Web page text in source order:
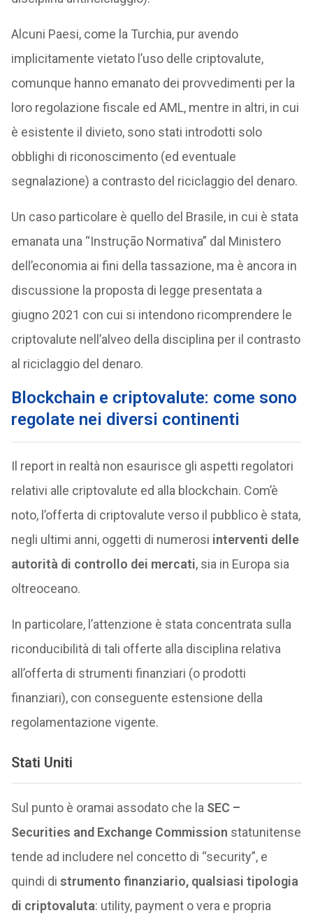
Alcuni Paesi, come la Turchia, pur avendo
implicitamente vietato l’uso delle criptovalute,
comunque hanno emanato dei provvedimenti per la
loro regolazione fiscale ed AML, mentre in altri, in cui
è esistente il divieto, sono stati introdotti solo
obblighi di riconoscimento (ed eventuale
segnalazione) a contrasto del riciclaggio del denaro.
Un caso particolare è quello del Brasile, in cui è stata
emanata una “Instrução Normativa” dal Ministero
dell’economia ai fini della tassazione, ma è ancora in
discussione la proposta di legge presentata a
giugno 2021 con cui si intendono ricomprendere le
criptovalute nell’alveo della disciplina per il contrasto
al riciclaggio del denaro.
Blockchain e criptovalute: come sono
regolate nei diversi continenti
Il report in realtà non esaurisce gli aspetti regolatori
relativi alle criptovalute ed alla blockchain. Com’è
noto, l’offerta di criptovalute verso il pubblico è stata,
negli ultimi anni, oggetti di numerosi interventi delle
autorità di controllo dei mercati, sia in Europa sia
oltreoceano.
In particolare, l’attenzione è stata concentrata sulla
riconducibilità di tali offerte alla disciplina relativa
all’offerta di strumenti finanziari (o prodotti
finanziari), con conseguente estensione della
regolamentazione vigente.
Stati Uniti
Sul punto è oramai assodato che la SEC –
Securities and Exchange Commission statunitense
tende ad includere nel concetto di “security”, e
quindi di strumento finanziario, qualsiasi tipologia
di criptovaluta: utility, payment o vera e propria